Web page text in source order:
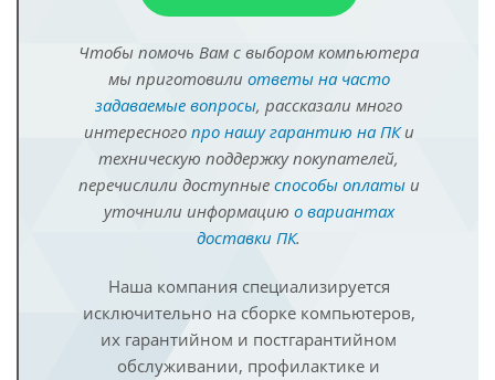
Чтобы помочь Вам с выбором компьютера
мы приготовили ответы на часто
задаваемые вопросы, рассказали много
интересного про нашу гарантию на ПКи
техническую поддержку покупателей,
перечислили доступные способы оплатыи
уточнили информацию о вариантах
доставки ПК.
Наша компания специализируется
исключительно на сборке компьютеров,
их гарантийном и постгарантийном
обслуживании, профилактике и